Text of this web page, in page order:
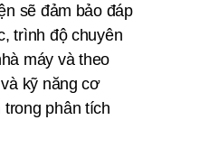
sẽ đảm bảo đáp
trình độ chuyên
máy và theo
kỹ năng cơ
phân tích